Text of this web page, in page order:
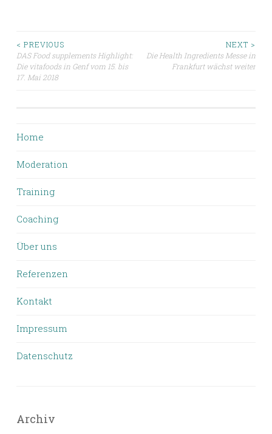
Beitragsnavigation
< PREVIOUS
DAS Food supplements Highlight:
Die vitafoods in Genf vom 15. bis
17. Mai 2018
NEXT >
Die Health Ingredients Messe in
Frankfurt wächst weiter
Home
Moderation
Training
Coaching
Über uns
Referenzen
Kontakt
Impressum
Datenschutz
Archiv